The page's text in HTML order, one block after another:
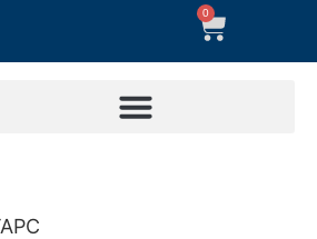
0